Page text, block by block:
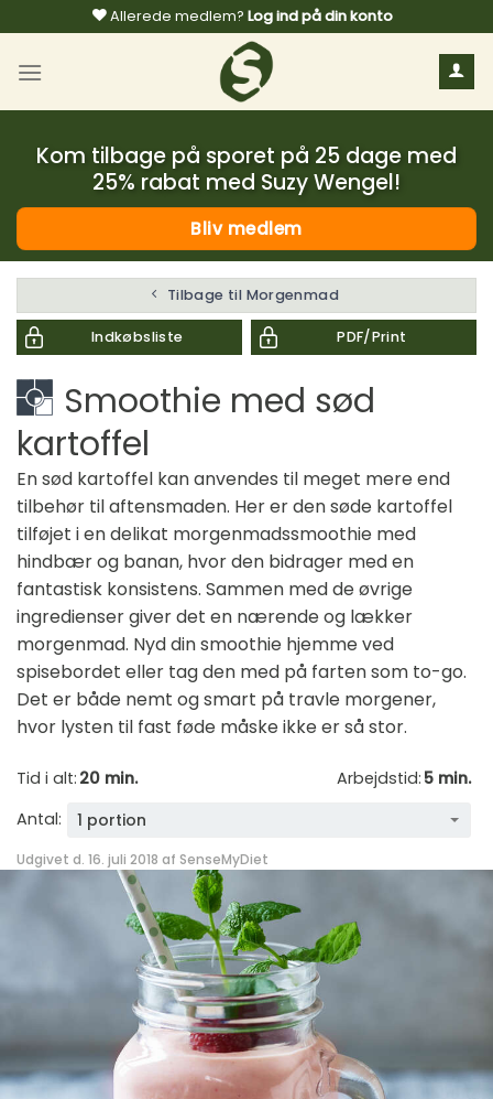
til
indhold
Allerede medlem? Log ind på din konto
Kom tilbage på sporet på 25 dage med
25% rabat med Suzy Wengel!
Bliv medlem
Tilbage til Morgenmad
Indkøbsliste PDF/Print
Smoothie med sød
kartoffel
En sød kartoffel kan anvendes til meget mere end
tilbehør til aftensmaden. Her er den søde kartoffel
tilføjet i en delikat morgenmadssmoothie med
hindbær og banan, hvor den bidrager med en
fantastisk konsistens. Sammen med de øvrige
ingredienser giver det en nærende og lækker
morgenmad. Nyd din smoothie hjemme ved
spisebordet eller tag den med på farten som to-go.
Det er både nemt og smart på travle morgener,
hvor lysten til fast føde måske ikke er så stor.
Tid i alt: 20 min. Arbejdstid: 5 min.
Antal:
1 portion
Udgivet d. 16. juli 2018 af SenseMyDiet